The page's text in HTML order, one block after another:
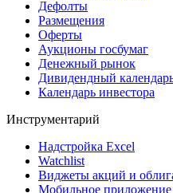
Календарь
Календарь событий
Дефолты
Размещения
Оферты
Аукционы госбумаг
Денежный рынок
Календарь инвестора
Инструментарий